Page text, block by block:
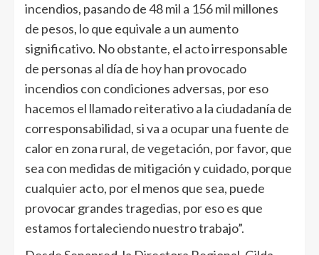
incendios, pasando de 48 mil a 156 mil millones
de pesos, lo que equivale a un aumento
significativo. No obstante, el acto irresponsable
de personas al día de hoy han provocado
incendios con condiciones adversas, por eso
hacemos el llamado reiterativo a la ciudadanía de
corresponsabilidad, si va a ocupar una fuente de
calor en zona rural, de vegetación, por favor, que
sea con medidas de mitigación y cuidado, porque
cualquier acto, por el menos que sea, puede
provocar grandes tragedias, por eso es que
estamos fortaleciendo nuestro trabajo”.